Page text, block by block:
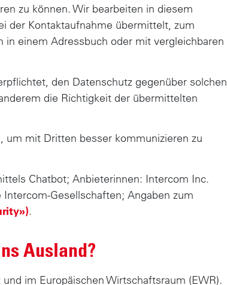
zu können. Wir bearbeiten in diesem
der Kontaktaufnahme übermittelt, zum
einem Adressbuch oder mit vergleichbaren
den Datenschutz gegenüber solchen
die Richtigkeit der übermittelten
mit Dritten besser kommunizieren zu
Chatbot; Anbieterinnen: Intercom Inc.
Gesellschaften; Angaben zum
.
Ausland?
im Europäischen Wirtschafts­raum (EWR).